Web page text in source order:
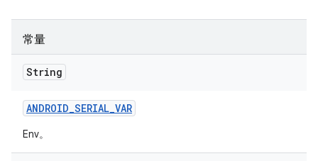
常量
String
ANDROID_SERIAL_VAR
Env。